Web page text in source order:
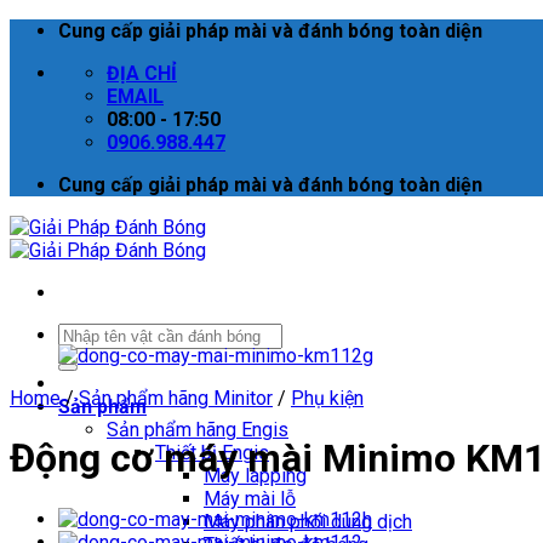
Skip
content
Cung cấp giải pháp mài và đánh bóng toàn diện
ĐỊA CHỈ
EMAIL
08:00 - 17:50
0906.988.447
Cung cấp giải pháp mài và đánh bóng toàn diện
Search
for:
Sản phẩm
Sản phẩm hãng Engis
Thiết bị Engis
Máy lapping
Máy mài lỗ
Máy phân phối dung dịch
Home / Sản phẩm hãng Minitor / Phụ kiện
Động cơ máy mài Minimo